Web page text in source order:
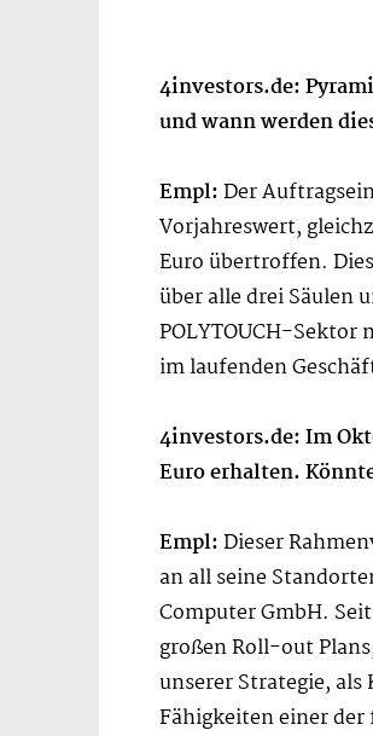
4investors.de:
und wann werden
Empl:Der
Vorjahreswert,
Euro übertroffen.
über alle drei Säulen
POLYTOUCH-
im laufenden
4investors.de: Im
Euro erhalten.
Empl:Dieser
an all seine
Computer GmbH.
großen Roll-out
unserer Strategie,
Fähigkeiten einer